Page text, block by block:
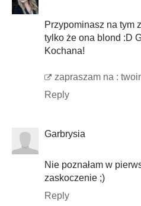
Przypominasz na tym
tylko że ona blond :D
Kochana!
zapraszam na :
Reply
Garbrysia
Nie poznałam w
zaskoczenie ;)
Reply